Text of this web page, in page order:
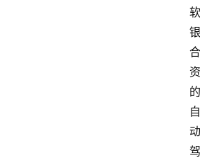
软
银
合
资
的
自
动
驾